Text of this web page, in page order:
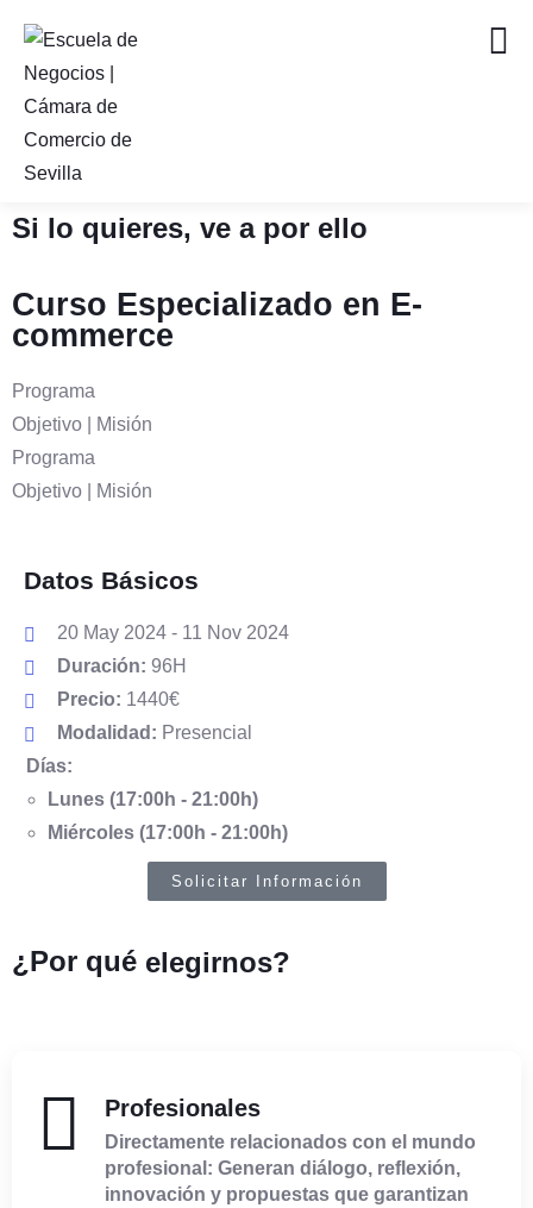
Si lo quieres, ve a por ello
Curso Especializado en E-
commerce
Programa
Objetivo | Misión
Programa
Objetivo | Misión
Datos Básicos
20 May 2024 - 11 Nov 2024
Duración: 96H
Precio: 1440€
Modalidad: Presencial
Días:
Lunes (17:00h - 21:00h)
Miércoles (17:00h - 21:00h)
Solicitar Información
¿Por qué elegirnos?
Profesionales
Directamente relacionados con el mundo
profesional: Generan diálogo, reflexión,
innovación y propuestas que garantizan